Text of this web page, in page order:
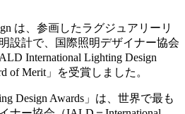
は、参画したラグジュアリーリ
設計で、国際照明デザイナー協会
International Lighting Design
of Merit」を受賞しました。
Design Awards」は、世界で最も